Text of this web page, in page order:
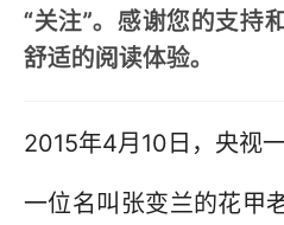
“关注”。感谢您的支持
舒适的阅读体验。
2015年4月10日，央视
一位名叫张变兰的花甲